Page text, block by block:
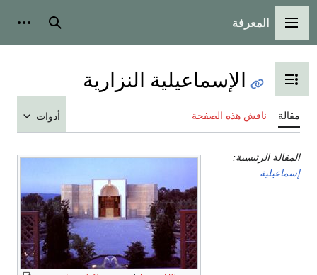
القائمة الرئيسية
المعرفة بحث
تبديل عرض جدول المحتويات
الإسماعيلية النزارية
مقالة ناقش هذه الصفحة أدوات
المقالة الرئيسية:
إسماعيلية